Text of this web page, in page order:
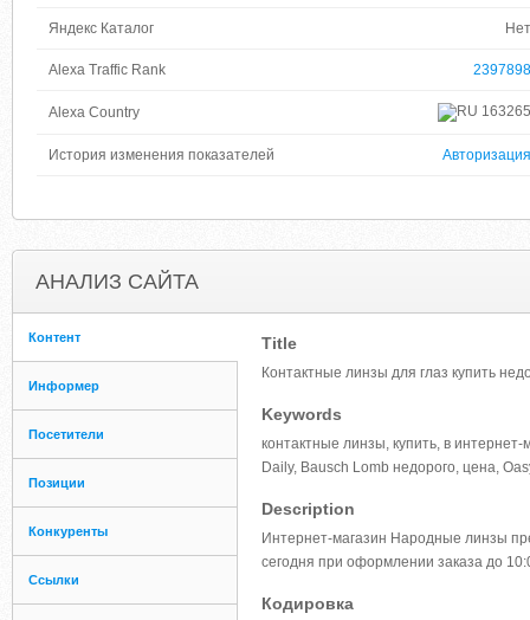
Яндекс Каталог Нет
Alexa Traffic Rank 2397898
Alexa Country 163265
История изменения показателей Авторизация
АНАЛИЗ САЙТА
Контент
Информер
Посетители
Позиции
Конкуренты
Ссылки
Title
Контактные линзы для глаз купить
Keywords
контактные линзы, купить, в
Daily, Bausch Lomb недорого, цена,
Description
Интернет-магазин Народные линзы
сегодня при оформлении заказа до
Кодировка